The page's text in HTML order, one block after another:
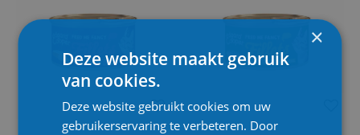
×
Deze website maakt gebruik
van cookies.
Deze website gebruikt cookies om uw
gebruikerservaring te verbeteren. Door